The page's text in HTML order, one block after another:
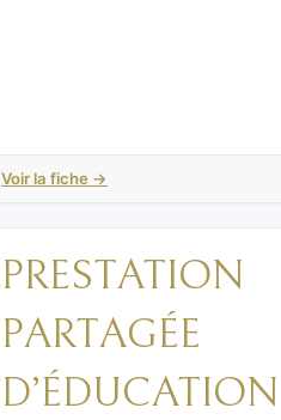
Voir la fiche →
PRESTATION
PARTAGÉE